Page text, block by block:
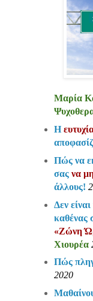
Μαρία
Η
Πώς να
σας να
άλλους!
Δεν
καθένας
«Ζώνη
Χιουρέα
Πώς
2020